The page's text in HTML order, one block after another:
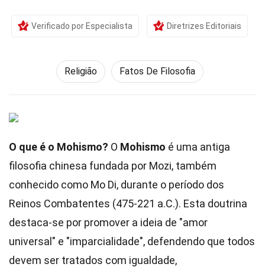
Verificado por Especialista Diretrizes Editoriais
Religião Fatos De Filosofia
O que é o Mohismo? O Mohismo é uma antiga
filosofia chinesa fundada por Mozi, também
conhecido como Mo Di, durante o período dos
Reinos Combatentes (475-221 a.C.). Esta doutrina
destaca-se por promover a ideia de "amor
universal" e "imparcialidade", defendendo que todos
devem ser tratados com igualdade,